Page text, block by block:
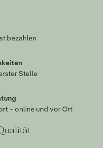
bezahlen
Stelle
– online und vor Ort